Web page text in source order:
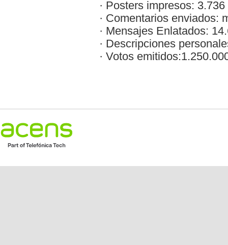
· Posters impresos: 3.736
· Comentarios enviados:
· Mensajes Enlatados:
· Descripciones
· Votos